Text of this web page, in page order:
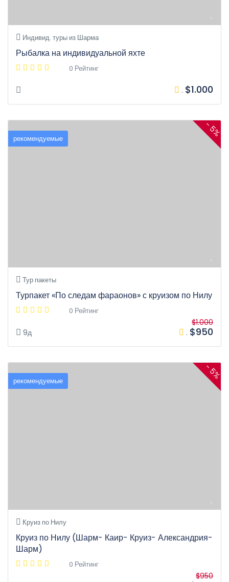
Индивид. туры из Шарма
Рыбалка на индивидуальной яхте
0 Рейтинг
. $1.000
рекомендуемые - 5%
Тур пакеты
Турпакет «По следам фараонов» с круизом по Нилу
0 Рейтинг
9д .
$1.000
$950
рекомендуемые - 5%
Круиз по Нилу
Круиз по Нилу (Шарм- Каир- Круиз- Александрия-
Шарм)
0 Рейтинг
$950